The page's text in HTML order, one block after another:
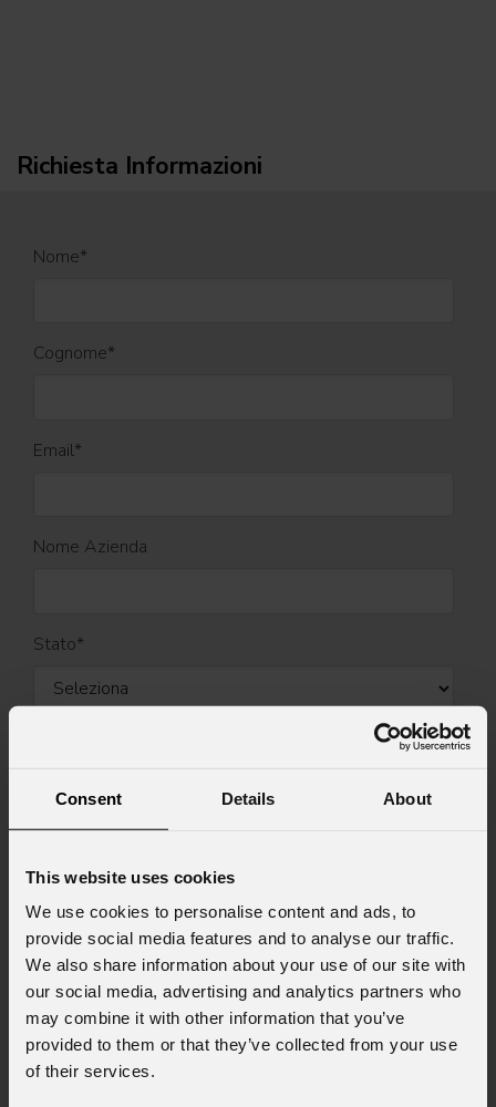
Consent Details About
This website uses cookies
We use cookies to personalise content and ads, to
provide social media features and to analyse our traffic.
We also share information about your use of our site with
our social media, advertising and analytics partners who
may combine it with other information that you’ve
provided to them or that they’ve collected from your use
of their services.
Richiesta Informazioni
Nome*
Cognome*
Email*
Nome Azienda
Stato*
Messaggio
Consenso al marketing
Acconsento al trattamento dei dati per
ricevere informazioni commerciali e iniziative di
marketing.
Consenso al trattamento dei dati